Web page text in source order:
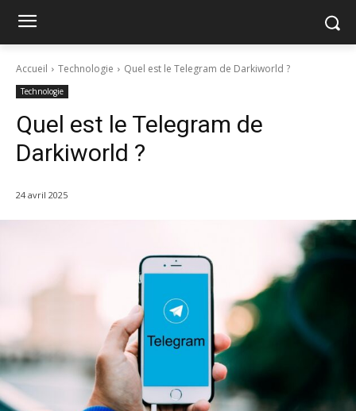
Accueil Technologie Quel est le Telegram de Darkiworld ?
Technologie
Quel est le Telegram de
Darkiworld ?
24 avril 2025